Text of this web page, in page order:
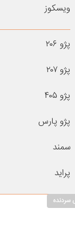
ویسکوز
پژو ۲۰۶
پژو ۲۰۷
پژو ۴۰۵
پژو پارس
سمند
پراید
سردنده